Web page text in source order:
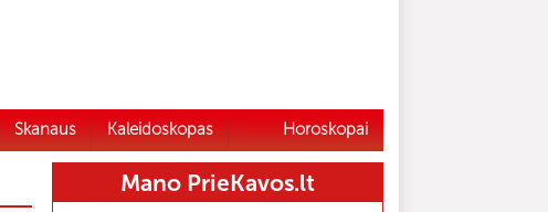
Skanaus Kaleidoskopas Horoskopai
Mano PrieKavos.lt